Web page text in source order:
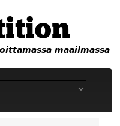
maailmassa